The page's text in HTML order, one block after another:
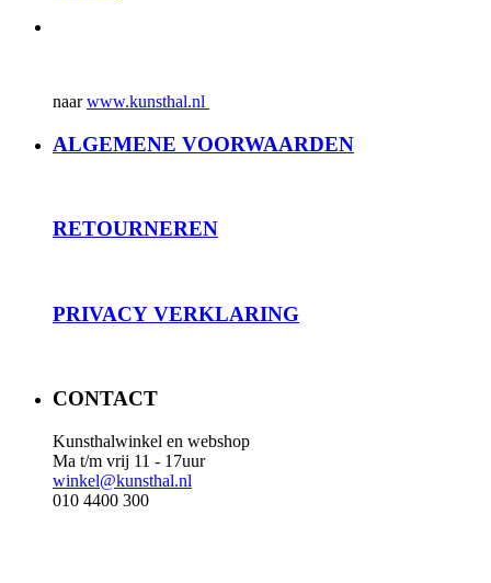
naarwww.kunsthal.nl
ALGEMENE VOORWAARDEN
RETOURNEREN
PRIVACY VERKLARING
CONTACT
Kunsthalwinkel en webshop
Ma t/m vrij 11 - 17uur
winkel@kunsthal.nl
010 4400 300